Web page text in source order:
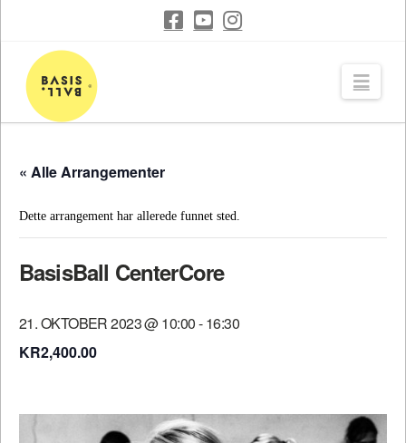
« Alle Arrangementer
Dette arrangement har allerede funnet sted.
BasisBall CenterCore
21. OKTOBER 2023 @ 10:00-16:30
KR2,400.00